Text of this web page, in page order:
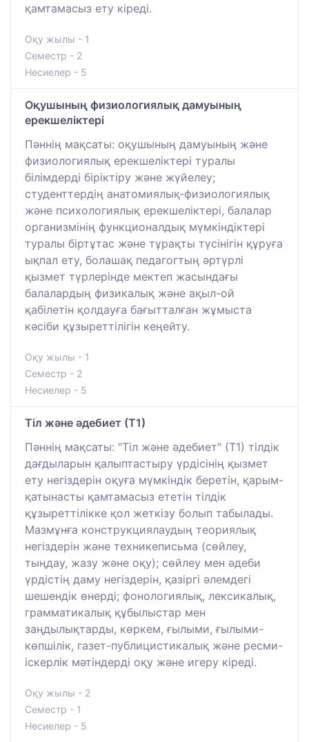
қамтамасыз ету кіреді.
Оқу жылы - 1
Семестр - 2
Несиелер - 5
Оқушының физиологиялық дамуының
ерекшеліктері
Пәннің мақсаты: оқушының дамуының және
физиологиялық ерекшеліктері туралы
білімдерді біріктіру және жүйелеу;
студенттердің анатомиялық-физиологиялық
және психологиялық ерекшеліктері, балалар
организмінің функционалдық мүмкіндіктері
туралы біртұтас және тұрақты түсінігін құруға
ықпал ету, болашақ педагогтың әртүрлі
қызмет түрлерінде мектеп жасындағы
балалардың физикалық және ақыл-ой
қабілетін қолдауға бағытталған жұмыста
кәсіби құзыреттілігін кеңейту.
Оқу жылы - 1
Семестр - 2
Несиелер - 5
Тіл және әдебиет (Т1)
Пәннің мақсаты: "Тіл және әдебиет" (Т1) тілдік
дағдыларын қалыптастыру үрдісінің қызмет
ету негіздерін оқуға мүмкіндік беретін, қарым-
қатынасты қамтамасыз ететін тілдік
құзыреттілікке қол жеткізу болып табылады.
Мазмұнға конструкциялаудың теориялық
негіздерін және техникеписьма (сөйлеу,
тыңдау, жазу және оқу); сөйлеу мен әдеби
үрдістің даму негіздерін, қазіргі әлемдегі
шешендік өнерді; фонологиялық, лексикалық,
грамматикалық құбылыстар мен
заңдылықтарды, көркем, ғылыми, ғылыми-
көпшілік, газет-публицистикалық және ресми-
іскерлік мәтіндерді оқу және игеру кіреді.
Оқу жылы - 2
Семестр - 1
Несиелер - 5